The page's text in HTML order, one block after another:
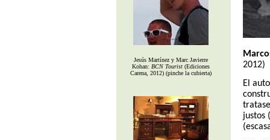
Jesús Martínez y Marc Javierre
Kohan: BCN Tourist(Ediciones
Carena, 2012) (pinche la cubierta)
2012)
El
justos